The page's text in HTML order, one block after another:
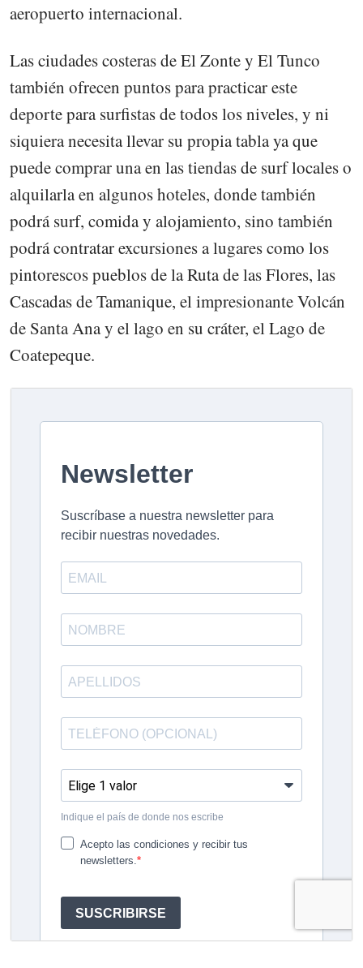
aeropuerto internacional.
Las ciudades costeras de El Zonte y El Tunco
también ofrecen puntos para practicar este
deporte para surfistas de todos los niveles, y ni
siquiera necesita llevar su propia tabla ya que
puede comprar una en las tiendas de surf locales o
alquilarla en algunos hoteles, donde también
podrá surf, comida y alojamiento, sino también
podrá contratar excursiones a lugares como los
pintorescos pueblos de la Ruta de las Flores, las
Cascadas de Tamanique, el impresionante Volcán
de Santa Ana y el lago en su cráter, el Lago de
Coatepeque.